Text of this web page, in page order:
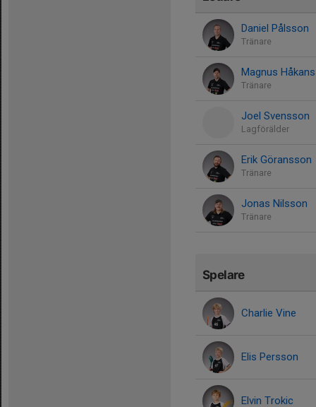
Daniel Pålsson
Tränare
Magnus
Tränare
Joel Svensson
Lagförälder
Erik Göransson
Tränare
Jonas Nilsson
Tränare
Spelare
Charlie Vine
Elis Persson
Elvin Trokic